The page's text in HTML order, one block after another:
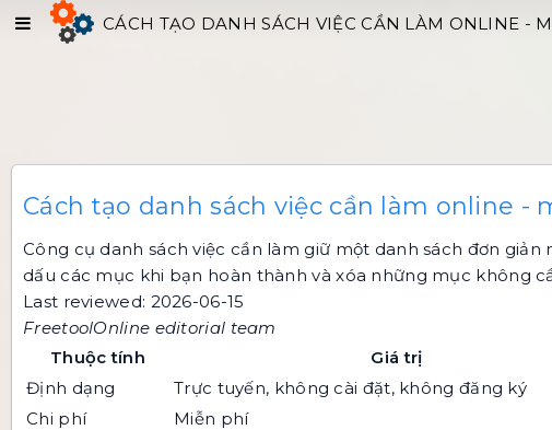
CÁCH TẠO DANH SÁCH VIỆC CẦN LÀM ONLINE -
Cách tạo danh sách việc cần làm online -
Công cụ danh sách việc cần làm giữ một danh sách đơn
dấu các mục khi bạn hoàn thành và xóa những mục không
Last reviewed: 2026-06-15
FreetoolOnline editorial team
Thuộc tính
Giá trị
Định dạng
Trực tuyến, không cài đặt, không đăng ký
Chi phí
Miễn phí